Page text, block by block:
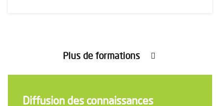
Plus de formations
Diffusion des connaissances